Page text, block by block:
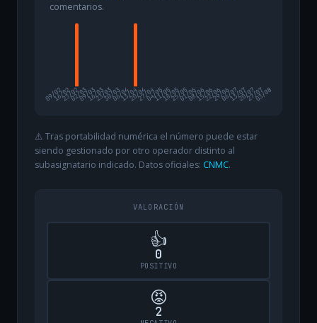
comentarios.
09/02
16/0223/0202/0309/0316/0323/0330/0306/0413/0420/0427/0404/0511/0518/0525/0501/0608/0615/0622/0629/0606/0713/0720/0727/07
03/08
⚠️ Tras portabilidad numérica el número puede estar
siendo gestionado por otro operador distinto al
subasignatario indicado. Datos oficiales: CNMC.
VALORACIÓN
👍
0
POSITIVO
😡
2